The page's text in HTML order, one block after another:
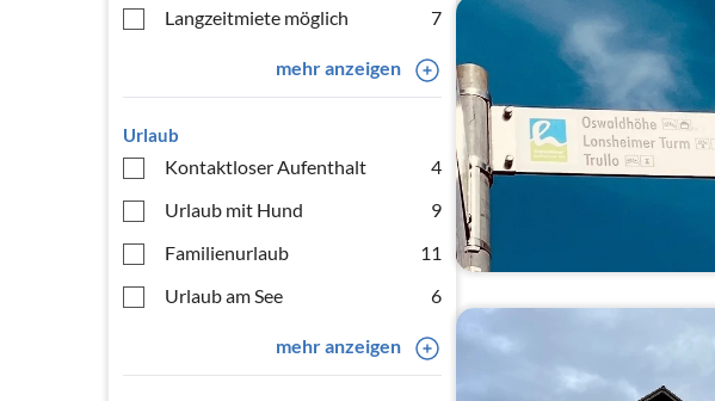
Langzeitmiete möglich
7
mehr anzeigen
Urlaub
Kontaktloser Aufenthalt
4
Urlaub mit Hund
9
Familienurlaub
11
Urlaub am See
6
mehr anzeigen